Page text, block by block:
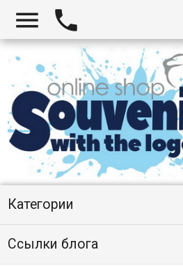
 
Категории
Ссылки блога